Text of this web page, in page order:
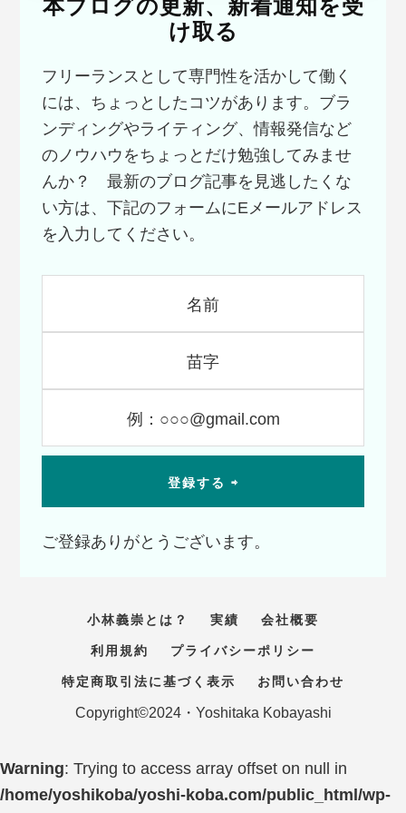
本ブログの更新、新着通知を受
け取る
フリーランスとして専門性を活かして働く
には、ちょっとしたコツがあります。ブラ
ンディングやライティング、情報発信など
のノウハウをちょっとだけ勉強してみませ
んか？ 最新のブログ記事を見逃したくな
い方は、下記のフォームにEメールアドレス
を入力してください。
ご登録ありがとうございます。
小林義崇とは？ 実績 会社概要
利用規約 プライバシーポリシー
特定商取引法に基づく表示 お問い合わせ
Copyright©2024・Yoshitaka Kobayashi
Warning: Trying to access array offset on null in
/home/yoshikoba/yoshi-koba.com/public_html/wp-